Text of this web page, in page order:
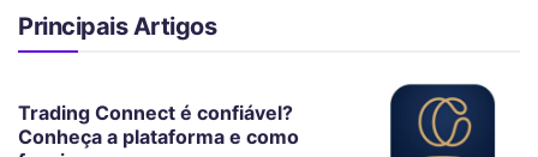
Principais Artigos
Trading Connect é confiável?
Conheça a plataforma e como